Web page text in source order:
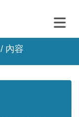
/ 內容